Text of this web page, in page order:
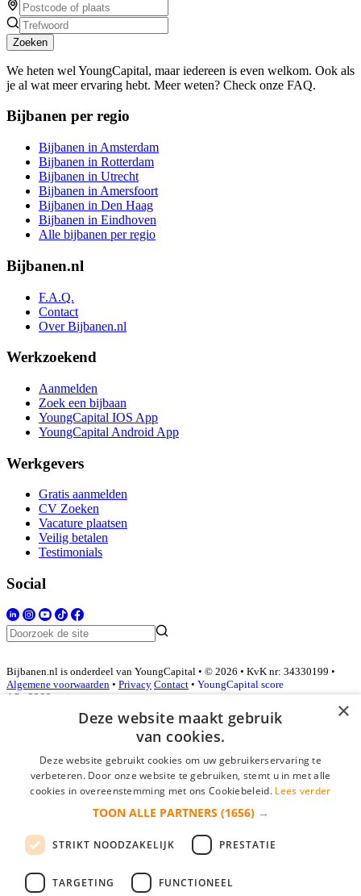
Zoeken
We heten wel YoungCapital, maar iedereen is even welkom. Ook als
je al wat meer ervaring hebt. Meer weten? Check onze FAQ.
Bijbanen per regio
Bijbanen in Amsterdam
Bijbanen in Rotterdam
Bijbanen in Utrecht
Bijbanen in Amersfoort
Bijbanen in Den Haag
Bijbanen in Eindhoven
Alle bijbanen per regio
Bijbanen.nl
F.A.Q.
Contact
Over Bijbanen.nl
Werkzoekend
Aanmelden
Zoek een bijbaan
YoungCapital IOS App
YoungCapital Android App
Werkgevers
Gratis aanmelden
CV Zoeken
Vacature plaatsen
Veilig betalen
Testimonials
Social
Bijbanen.nl is onderdeel van YoungCapital • © 2026 • KvK nr: 34330199 •
Algemene voorwaarden • Privacy Contact • YoungCapital score
4.3 - 3366 reviews
Inloggen als bedrijf
*
login gegevens onthouden
login
×
Deze website maakt gebruik
van cookies.
Deze website gebruikt cookies om uw gebruikerservaring te
verbeteren. Door onze website te gebruiken, stemt u in met alle
cookies in overeenstemming met ons Cookiebeleid. Lees verder
TOON ALLE PARTNERS (1656) →
STRIKT NOODZAKELIJK PRESTATIE
TARGETING FUNCTIONEEL